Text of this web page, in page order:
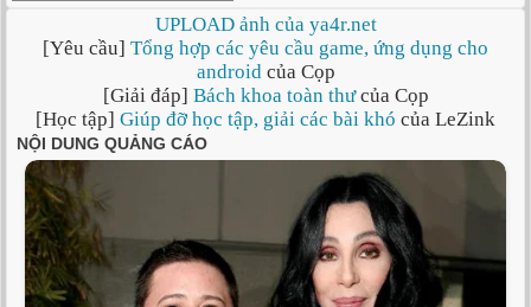
UPLOAD ảnh của ya4r.net
[Yêu cầu] Tổng hợp các yêu cầu game, ứng dụng cho
androidcủa Cọp
[Giải đáp] Bách khoa toàn thưcủa Cọp
[Học tập] Giúp đỡ học tập, giải các bài khó của LeZink